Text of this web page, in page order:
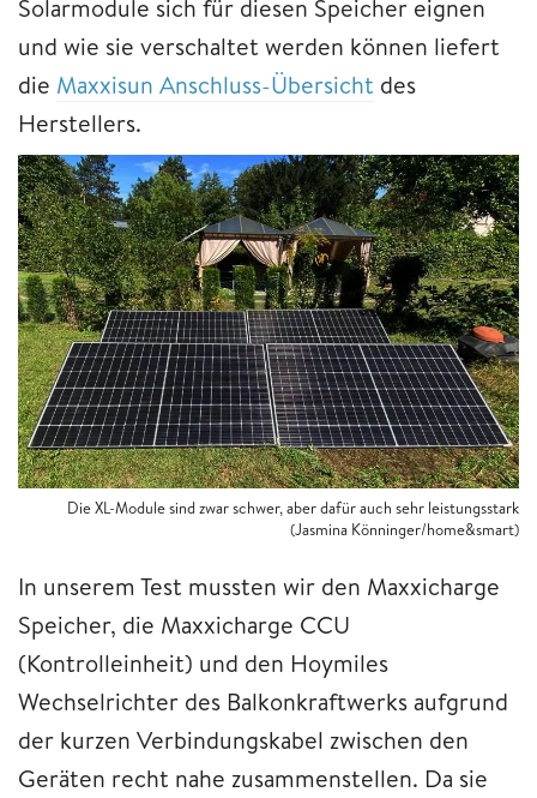
Solarmodule sich für diesen Speicher eignen
und wie sie verschaltet werden können liefert
die Maxxisun Anschluss-Übersicht des
Herstellers.
Die XL-Module sind zwar schwer, aber dafür auch sehr leistungsstark
(Jasmina Könninger/home&smart)
In unserem Test mussten wir den Maxxicharge
Speicher, die Maxxicharge CCU
(Kontrolleinheit) und den Hoymiles
Wechselrichter des Balkonkraftwerks aufgrund
der kurzen Verbindungskabel zwischen den
Geräten recht nahe zusammenstellen. Da sie